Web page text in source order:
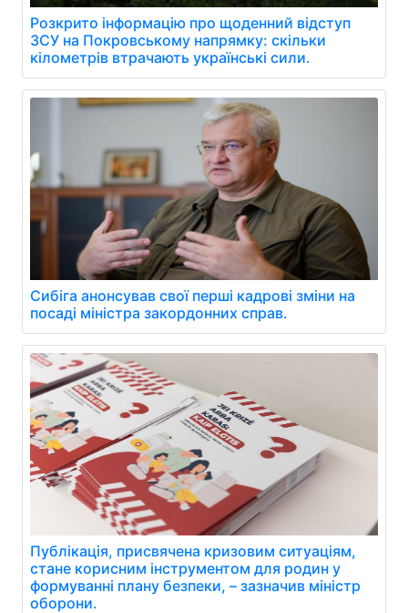
Розкрито інформацію про щоденний відступ
ЗСУ на Покровському напрямку: скільки
кілометрів втрачають українські сили.
Сибіга анонсував свої перші кадрові зміни на
посаді міністра закордонних справ.
Публікація, присвячена кризовим ситуаціям,
стане корисним інструментом для родин у
формуванні плану безпеки, – зазначив міністр
оборони.